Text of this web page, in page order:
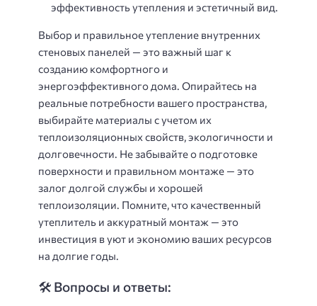
эффективность утепления и эстетичный вид.
Выбор и правильное утепление внутренних
стеновых панелей — это важный шаг к
созданию комфортного и
энергоэффективного дома. Опирайтесь на
реальные потребности вашего пространства,
выбирайте материалы с учетом их
теплоизоляционных свойств, экологичности и
долговечности. Не забывайте о подготовке
поверхности и правильном монтаже — это
залог долгой службы и хорошей
теплоизоляции. Помните, что качественный
утеплитель и аккуратный монтаж — это
инвестиция в уют и экономию ваших ресурсов
на долгие годы.
🛠️ Вопросы и ответы: